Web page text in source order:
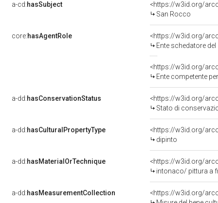
a-cd:hasSubject
<https://w3id.org/
San Rocco
core:hasAgentRole
<https://w3id.org/
Ente schedatore
<https://w3id.org/
Ente competente per
a-dd:hasConservationStatus
<https://w3id.org/
Stato di
a-dd:hasCulturalPropertyType
<https://w3id.org/
dipinto
a-dd:hasMaterialOrTechnique
<https://w3id.org/
intonaco/ pittura a
a-dd:hasMeasurementCollection
<https://w3id.org/